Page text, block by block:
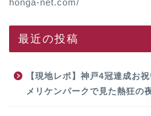
honga-net.com/
最近の投稿
【現地レポ】神戸4冠達成お
メリケンパークで見た熱狂の